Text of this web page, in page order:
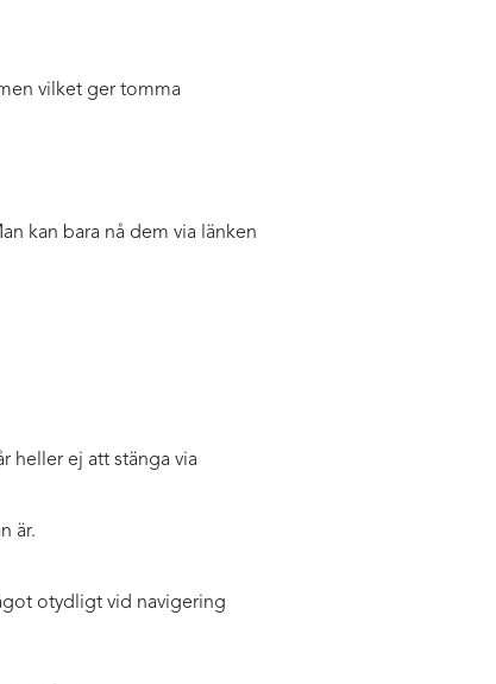
vilket ger tomma
kan bara nå dem via länken
heller ej att stänga via
är.
otydligt vid navigering